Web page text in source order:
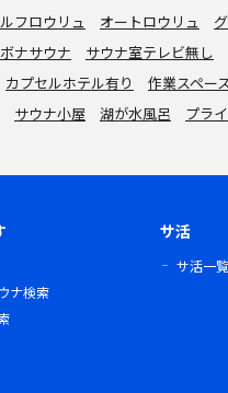
フロウリュ オートロウリュ
ボナサウナ サウナ室テレビ無し
カプセルホテル有り
作業スペー
サウナ小屋 湖が水風呂 プラ
ナ検索
サ活
サ活一覧